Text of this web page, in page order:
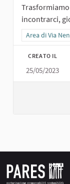
incontrarci,
Filtra i risultati
Area di Via
CREATO IL
25/05/2023